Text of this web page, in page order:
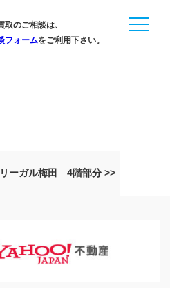
のご相談は、
フォームをご利用下さい。
リーガル梅田 4階部分 >>